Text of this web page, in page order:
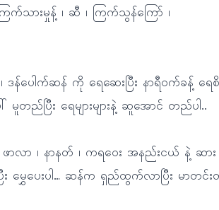
ြက်သားမှုန့် ၊ ဆီ ၊ ကြက်သွန်ကြော် ၊
ါက်ဆန် ကို ရေဆေးပြီး နာရီဝက်ခန့် ရေစိမ်
တည်ပြီး ရေများများနဲ့ ဆူအောင် တည်ပါ..
ာလာ ၊ နာနတ် ၊ ကရဝေး အနည်းငယ် နဲ့ ဆာ
ေပေးပါ… ဆန်က ရှည်ထွက်လာပြီး မာတင်း